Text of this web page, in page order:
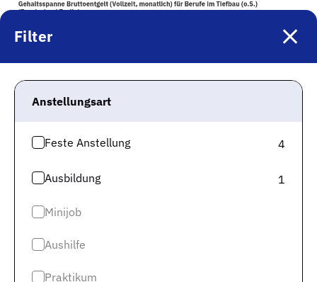
Filter
Anstellungsart
Feste Anstellung 4
Ausbildung 1
Minijob
Aushilfe
Praktikum
Damit ist das Gehalt für Deine Berufsgruppe in Berlin
unter dem deutschlandweiten Durchschnitt
3.602 Euro brutto pro Monat.
Natürlich ist Dein Gehalt nicht nur vom Bundesland